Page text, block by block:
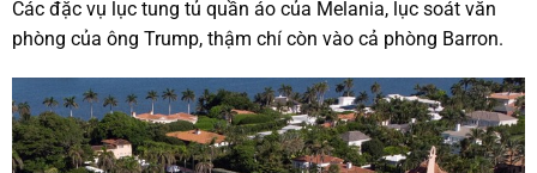
Các đặc vụ lục tung tủ quần áo của Melania, lục soát văn
phòng của ông Trump, thậm chí còn vào cả phòng Barron.